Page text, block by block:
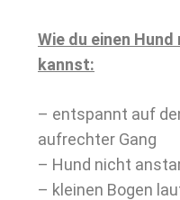
Wie du einen
kannst:
– entspannt auf
aufrechter Gang
– Hund nicht
– kleinen Bogen